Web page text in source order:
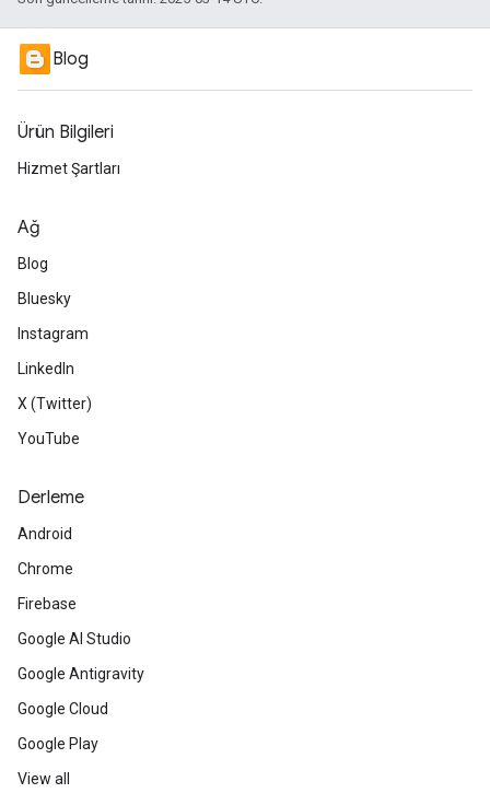
Blog
Ürün Bilgileri
Hizmet Şartları
Ağ
Blog
Bluesky
Instagram
LinkedIn
X (Twitter)
YouTube
Derleme
Android
Chrome
Firebase
Google AI Studio
Google Antigravity
Google Cloud
Google Play
View all